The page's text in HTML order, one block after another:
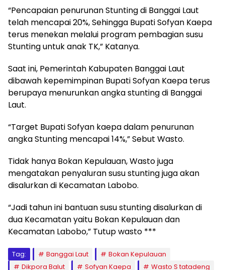
“Pencapaian penurunan Stunting di Banggai Laut
telah mencapai 20%, Sehingga Bupati Sofyan Kaepa
terus menekan melalui program pembagian susu
Stunting untuk anak TK,” Katanya.
Saat ini, Pemerintah Kabupaten Banggai Laut
dibawah kepemimpinan Bupati Sofyan Kaepa terus
berupaya menurunkan angka stunting di Banggai
Laut.
“Target Bupati Sofyan kaepa dalam penurunan
angka Stunting mencapai 14%,” Sebut Wasto.
Tidak hanya Bokan Kepulauan, Wasto juga
mengatakan penyaluran susu stunting juga akan
disalurkan di Kecamatan Labobo.
“Jadi tahun ini bantuan susu stunting disalurkan di
dua Kecamatan yaitu Bokan Kepulauan dan
Kecamatan Labobo,” Tutup wasto ***
Tag: Banggai Laut
Bokan Kepulauan
Dikpora Balut
Sofyan Kaepa Wasto S tatadeng